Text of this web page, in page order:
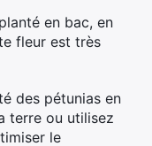
en bac, en
fleur est très
des pétunias en
terre ou utilisez
le